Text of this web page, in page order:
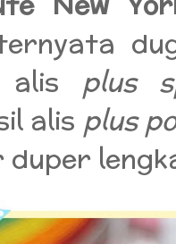
alis plus
alis plus